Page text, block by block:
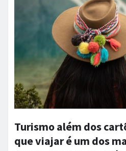
Turismo além dos
que viajar é um dos